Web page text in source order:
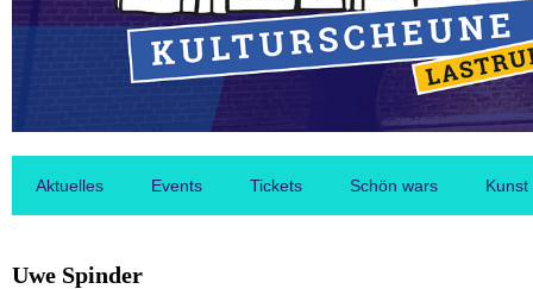
Aktuelles Events Tickets Schön wars Kunst
Uwe Spinder